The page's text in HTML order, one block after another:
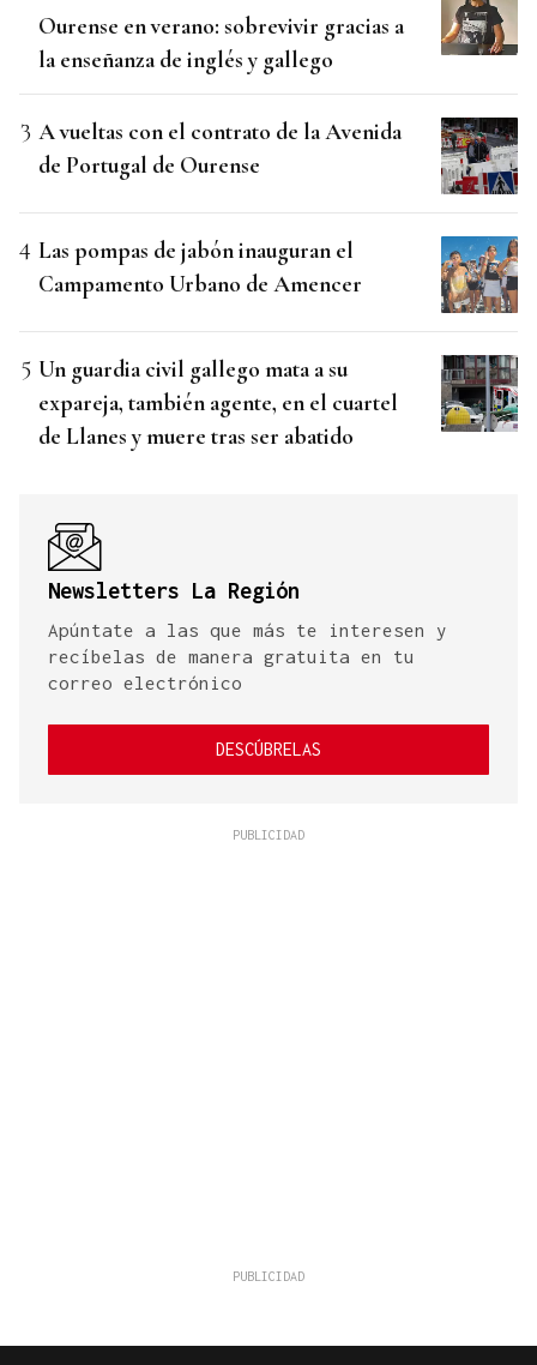
Ourense en verano: sobrevivir gracias a
la enseñanza de inglés y gallego
A vueltas con el contrato de la Avenida
de Portugal de Ourense
Las pompas de jabón inauguran el
Campamento Urbano de Amencer
Un guardia civil gallego mata a su
expareja, también agente, en el cuartel
de Llanes y muere tras ser abatido
Newsletters La Región
Apúntate a las que más te interesen y
recíbelas de manera gratuita en tu
correo electrónico
DESCÚBRELAS